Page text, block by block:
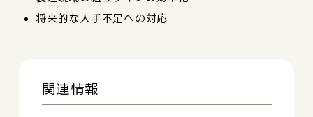
将来的な人手不足への対応
関連情報